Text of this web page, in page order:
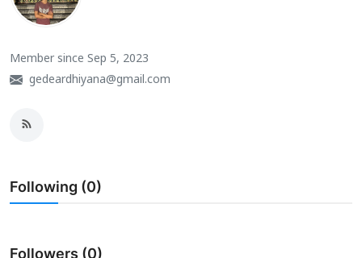
Tradisi
Kearifan lokal
Seni
Usadha
Indonesia
Member since Sep 5, 2023
gedeardhiyana@gmail.com
Following (0)
Followers (0)